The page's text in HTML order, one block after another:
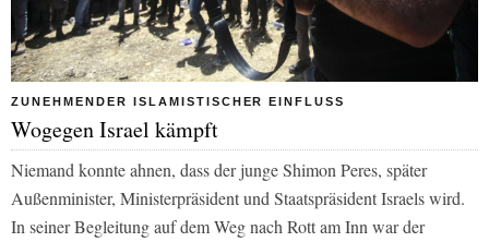
ZUNEHMENDER ISLAMISTISCHER EINFLUSS
Wogegen Israel kämpft
Niemand konnte ahnen, dass der junge Shimon Peres, später
Außenminister, Ministerpräsident und Staatspräsident Israels wird.
In seiner Begleitung auf dem Weg nach Rott am Inn war der